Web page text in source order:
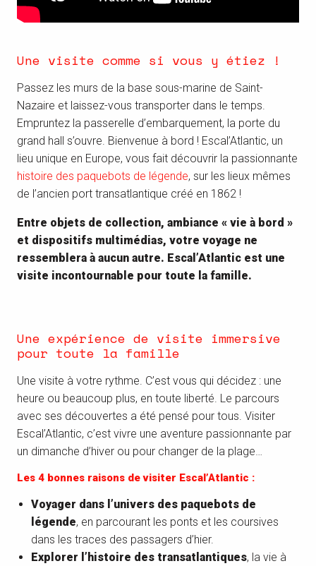
Une visite comme si vous y étiez !
Passez les murs de la base sous-marine de Saint-
Nazaire et laissez-vous transporter dans le temps.
Empruntez la passerelle d’embarquement, la porte du
grand hall s’ouvre. Bienvenue à bord ! Escal’Atlantic, un
lieu unique en Europe, vous fait découvrir la passionnante
histoire des paquebots de légende, sur les lieux mêmes
de l’ancien port transatlantique créé en 1862 !
Entre objets de collection, ambiance « vie à bord »
et dispositifs multimédias, votre voyage ne
ressemblera à aucun autre. Escal’Atlantic est une
visite incontournable pour toute la famille.
Une expérience de visite immersive
pour toute la famille
Une visite à votre rythme. C’est vous qui décidez : une
heure ou beaucoup plus, en toute liberté. Le parcours
avec ses découvertes a été pensé pour tous. Visiter
Escal’Atlantic, c’est vivre une aventure passionnante par
un dimanche d’hiver ou pour changer de la plage…
Les 4 bonnes raisons de visiter Escal’Atlantic :
Voyager dans l’univers des paquebots de
légende, en parcourant les ponts et les coursives
dans les traces des passagers d’hier.
Explorer l’histoire des transatlantiques, la vie à